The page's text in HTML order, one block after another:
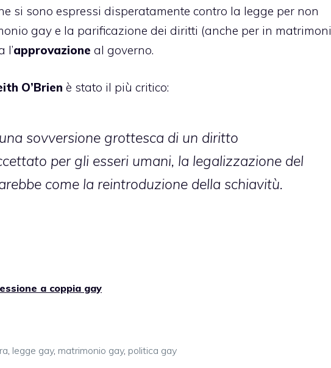
si sono espressi disperatamente contro la legge per non
gay e la parificazione dei diritti (anche per in matrimoni
l’approvazione al governo.
O’Brien è stato il più critico:
sovversione grottesca di un diritto
per gli esseri umani, la legalizzazione del
come la reintroduzione della schiavitù.
a coppia gay
, legge gay, matrimonio gay, politica gay